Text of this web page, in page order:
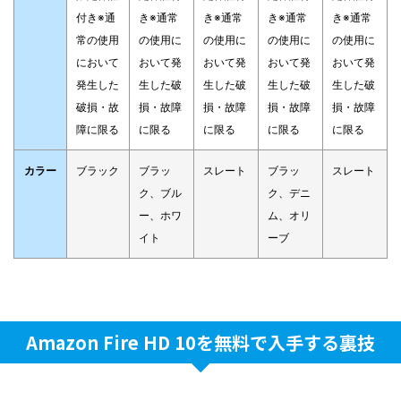
付き※通
常の使用
において
発生した
破損・故
障に限る
き※通常
の使用に
おいて発
生した破
損・故障
に限る
き※通常
の使用に
おいて発
生した破
損・故障
に限る
き※通常
の使用に
おいて発
生した破
損・故障
に限る
き※通常
の使用に
おいて発
生した破
損・故障
に限る
カラー ブラック
ブラッ
ク、ブル
ー、ホワ
イト
スレート
ブラッ
ク、デニ
ム、オリ
ーブ
スレート
Amazon Fire HD 10を無料で入手する裏技